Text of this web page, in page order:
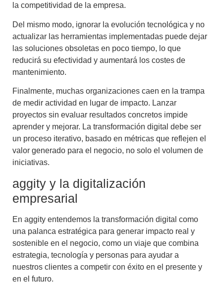
la competitividad de la empresa.
Del mismo modo, ignorar la evolución tecnológica y no
actualizar las herramientas implementadas puede dejar
las soluciones obsoletas en poco tiempo, lo que
reducirá su efectividad y aumentará los costes de
mantenimiento.
Finalmente, muchas organizaciones caen en la trampa
de medir actividad en lugar de impacto. Lanzar
proyectos sin evaluar resultados concretos impide
aprender y mejorar. La transformación digital debe ser
un proceso iterativo, basado en métricas que reflejen el
valor generado para el negocio, no solo el volumen de
iniciativas.
aggity y la digitalización
empresarial
En aggity entendemos la transformación digital como
una palanca estratégica para generar impacto real y
sostenible en el negocio, como un viaje que combina
estrategia, tecnología y personas para ayudar a
nuestros clientes a competir con éxito en el presente y
en el futuro.